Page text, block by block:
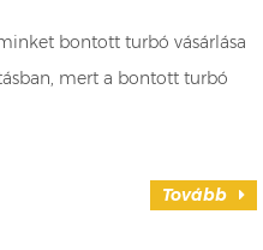
bontott turbó vásárlása
mert a bontott turbó
Tovább